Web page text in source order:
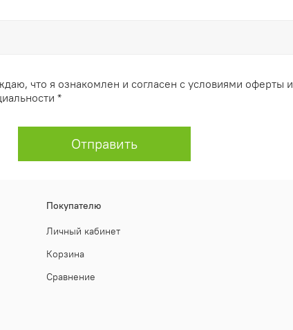
что я ознакомлен и согласен с условиями оферты и
*
Отправить
Покупателю
Личный кабинет
Корзина
Сравнение